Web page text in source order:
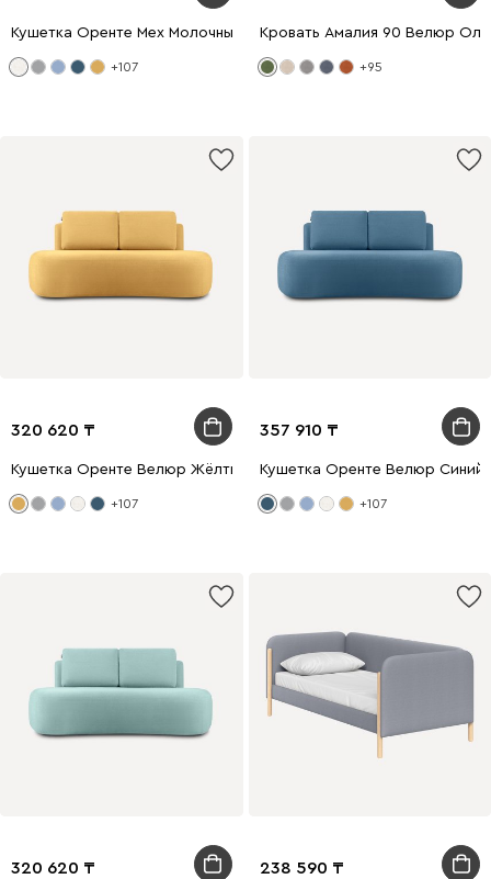
Кушетка Оренте Мех Молочный
+107
Кровать Амалия 90 Велюр
+95
320 620
Кушетка Оренте Велюр Жёлтый
+107
357 910
Кушетка Оренте Велюр Синий
+107
320 620 238 590